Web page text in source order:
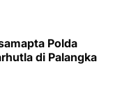
Polda
di Palangka